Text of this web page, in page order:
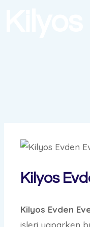
Kilyos
Kilyos Evden
işleri yaparken